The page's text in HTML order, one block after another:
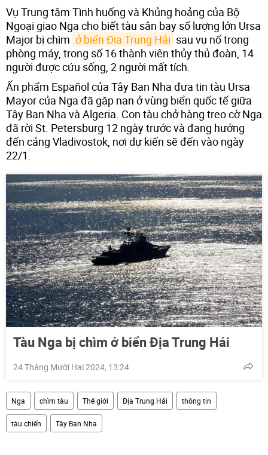
Vụ Trung tâm Tình huống và Khủng hoảng của Bộ
Ngoại giao Nga cho biết tàu sân bay số lượng lớn Ursa
Major bị chìm ở biển Địa Trung Hải sau vụ nổ trong
phòng máy, trong số 16 thành viên thủy thủ đoàn, 14
người được cứu sống, 2 người mất tích.
Ấn phẩm Español của Tây Ban Nha đưa tin tàu Ursa
Mayor của Nga đã gặp nạn ở vùng biển quốc tế giữa
Tây Ban Nha và Algeria. Con tàu chở hàng treo cờ Nga
đã rời St. Petersburg 12 ngày trước và đang hướng
đến cảng Vladivostok, nơi dự kiến ​​sẽ đến vào ngày
22/1.
Tàu Nga bị chìm ở biển Địa Trung Hải
24 Tháng Mười Hai 2024, 13:24
Nga chìm tàu Thế giới Địa Trung Hải thông tin
tàu chiến Tây Ban Nha